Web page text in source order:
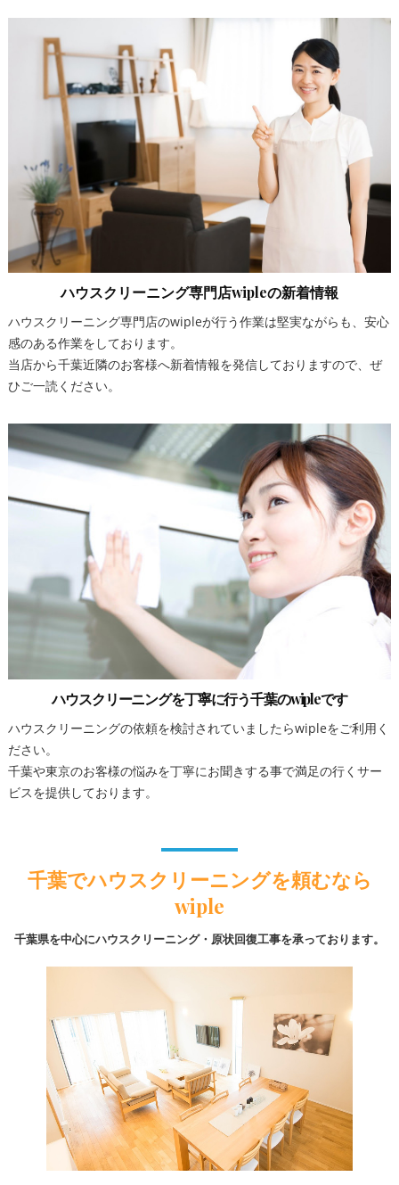
ハウスクリーニング専門店wipleの新着情報
ハウスクリーニング専門店のwipleが行う作業は堅実ながらも、安心
感のある作業をしております。
当店から千葉近隣のお客様へ新着情報を発信しておりますので、ぜ
ひご一読ください。
ハウスクリーニングを丁寧に行う千葉のwipleです
ハウスクリーニングの依頼を検討されていましたらwipleをご利用く
ださい。
千葉や東京のお客様の悩みを丁寧にお聞きする事で満足の行くサー
ビスを提供しております。
千葉でハウスクリーニングを頼むなら
wiple
千葉県を中心にハウスクリーニング・原状回復工事を承っております。